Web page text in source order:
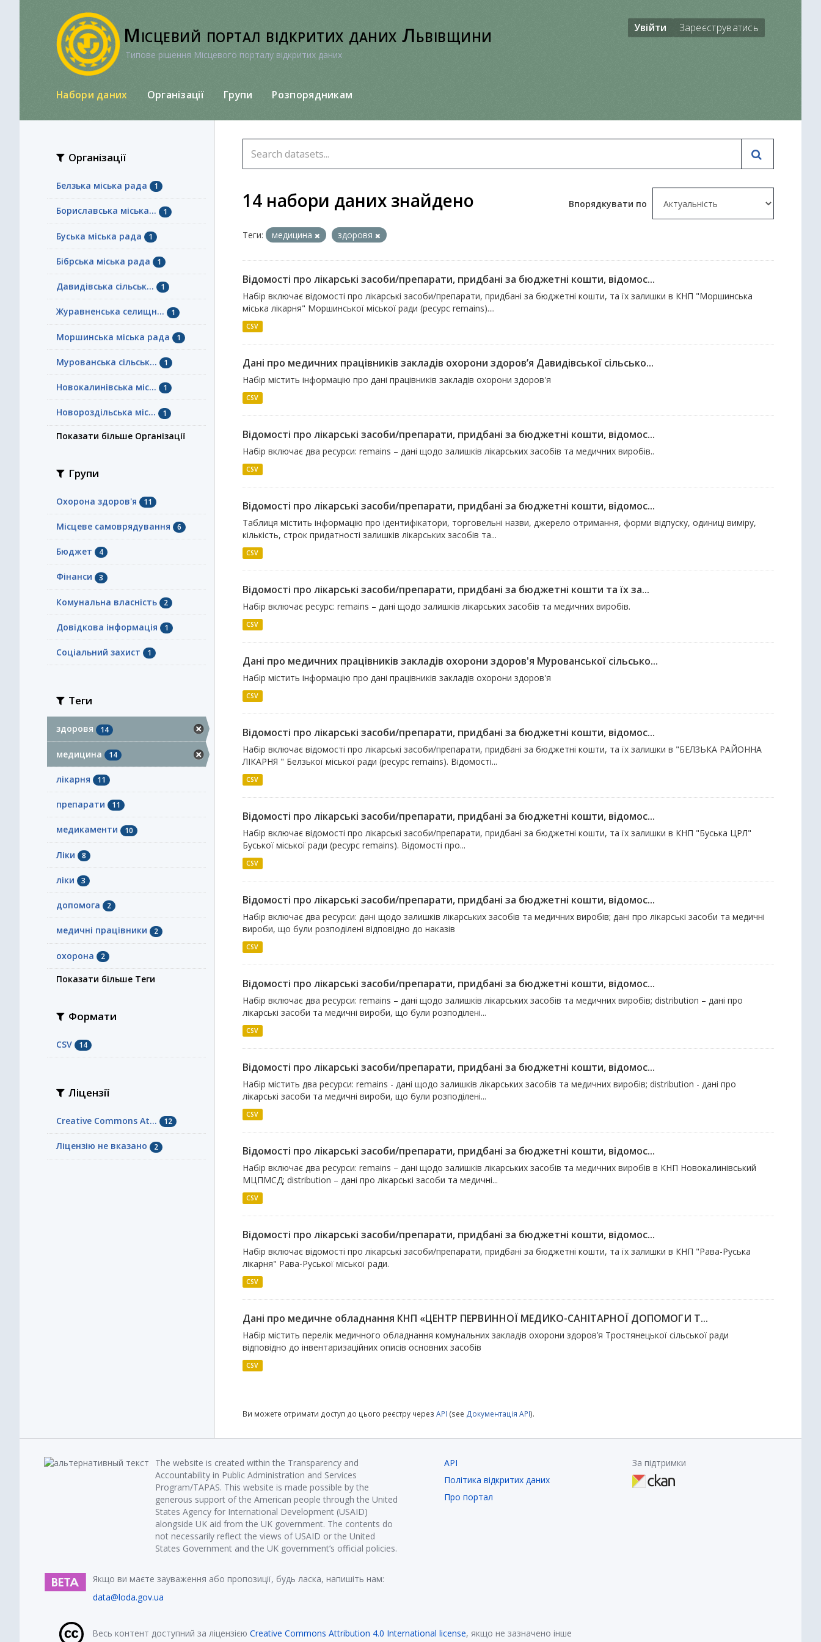
Місцевий портал відкритих даних Львівщини
Типове рішення Місцевого порталу відкритих даних
Увійти Зареєструватись
Набори даних Організації Групи Розпорядникам
Організації
Белзька міська рада 1
Бориславська міська... 1
Буська міська рада 1
Бібрська міська рада 1
Давидівська сільськ... 1
Журавненська селищн... 1
Моршинська міська рада 1
Мурованська сільськ... 1
Новокалинівська міс... 1
Новороздільська міс... 1
Показати більше Організації
Групи
Охорона здоров'я 11
Місцеве самоврядування 6
Бюджет 4
Фінанси 3
Комунальна власність 2
Довідкова інформація 1
Соціальний захист 1
Теги
здоровя 14
медицина 14
лікарня 11
препарати 11
медикаменти 10
Ліки 8
ліки 3
допомога 2
медичні працівники 2
охорона 2
Показати більше Теги
Формати
CSV 14
Ліцензії
Creative Commons At... 12
Ліцензію не вказано 2
Впорядкувати по
14 набори даних знайдено
Теги: медицина здоровя
Відомості про лікарські засоби/препарати, придбані за бюджетні кошти, відомос...
Набір включає відомості про лікарські засоби/препарати, придбані за бюджетні кошти, та їх залишки в КНП "Моршинська
міська лікарня" Моршинської міської ради (ресурс remains)....
CSV
Дані про медичних працівників закладів охорони здоров’я Давидівської сільсько...
Набір містить інформацію про дані працівників закладів охорони здоров'я
CSV
Відомості про лікарські засоби/препарати, придбані за бюджетні кошти, відомос...
Набір включає два ресурси: remains – дані щодо залишків лікарських засобів та медичних виробів..
CSV
Відомості про лікарські засоби/препарати, придбані за бюджетні кошти, відомос...
Таблиця містить інформацію про ідентифікатори, торговельні назви, джерело отримання, форми відпуску, одиниці виміру,
кількість, строк придатності залишків лікарських засобів та...
CSV
Відомості про лікарські засоби/препарати, придбані за бюджетні кошти та їх за...
Набір включає ресурс: remains – дані щодо залишків лікарських засобів та медичних виробів.
CSV
Дані про медичних працівників закладів охорони здоров'я Мурованської сільсько...
Набір містить інформацію про дані працівників закладів охорони здоров'я
CSV
Відомості про лікарські засоби/препарати, придбані за бюджетні кошти, відомос...
Набір включає відомості про лікарські засоби/препарати, придбані за бюджетні кошти, та їх залишки в "БЕЛЗЬКА РАЙОННА
ЛІКАРНЯ " Белзької міської ради (ресурс remains). Відомості...
CSV
Відомості про лікарські засоби/препарати, придбані за бюджетні кошти, відомос...
Набір включає відомості про лікарські засоби/препарати, придбані за бюджетні кошти, та їх залишки в КНП "Буська ЦРЛ"
Буської міської ради (ресурс remains). Відомості про...
CSV
Відомості про лікарські засоби/препарати, придбані за бюджетні кошти, відомос...
Набір включає два ресурси: дані щодо залишків лікарських засобів та медичних виробів; дані про лікарські засоби та медичні
вироби, що були розподілені відповідно до наказів
CSV
Відомості про лікарські засоби/препарати, придбані за бюджетні кошти, відомос...
Набір включає два ресурси: remains – дані щодо залишків лікарських засобів та медичних виробів; distribution – дані про
лікарські засоби та медичні вироби, що були розподілені...
CSV
Відомості про лікарські засоби/препарати, придбані за бюджетні кошти, відомос...
Набір містить два ресурси: remains - дані щодо залишків лікарських засобів та медичних виробів; distribution - дані про
лікарські засоби та медичні вироби, що були розподілені...
CSV
Відомості про лікарські засоби/препарати, придбані за бюджетні кошти, відомос...
Набір включає два ресурси: remains – дані щодо залишків лікарських засобів та медичних виробів в КНП Новокалинівський
МЦПМСД; distribution – дані про лікарські засоби та медичні...
CSV
Відомості про лікарські засоби/препарати, придбані за бюджетні кошти, відомос...
Набір включає відомості про лікарські засоби/препарати, придбані за бюджетні кошти, та їх залишки в КНП "Рава-Руська
лікарня" Рава-Руської міської ради.
CSV
Дані про медичне обладнання КНП «ЦЕНТР ПЕРВИННОЇ МЕДИКО-САНІТАРНОЇ ДОПОМОГИ Т...
Набір містить перелік медичного обладнання комунальних закладів охорони здоров’я Тростянецької сільської ради
відповідно до інвентаризаційних описів основних засобів
CSV
Ви можете отримати доступ до цього реєстру через API (see Документація API).
The website is created within the Transparency and
Accountability in Public Administration and Services
Program/TAPAS. This website is made possible by the
generous support of the American people through the United
States Agency for International Development (USAID)
alongside UK aid from the UK government. The contents do
not necessarily reflect the views of USAID or the United
States Government and the UK government’s official policies.
Якщо ви маєте зауваження або пропозиції, будь ласка, напишіть нам:
data@loda.gov.ua
API
Політика відкритих даних
Про портал
За підтримки
Весь контент доступний за ліцензією Creative Commons Attribution 4.0 International license, якщо не зазначено інше